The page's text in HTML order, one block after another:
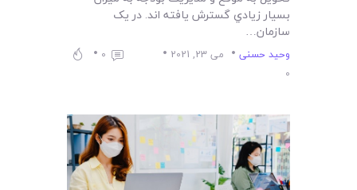
بسيار زيادي گسترش يافته اند. در يک
سازمان…
وحید حسنی می 23, 2021
0
0